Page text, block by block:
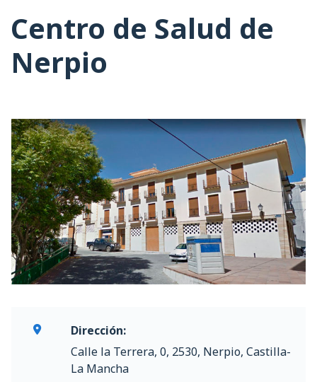
Centro de Salud de
Nerpio
Dirección:
Calle la Terrera, 0, 2530, Nerpio, Castilla-
La Mancha